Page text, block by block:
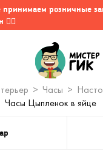
розничные
🤷‍♂️
Часы
Часы Цыпленок в яйце